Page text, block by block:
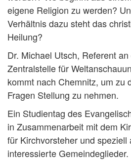
eigene Religion zu werden?
Verhältnis dazu steht das
Heilung?
Dr. Michael Utsch, Referent
Zentralstelle für
kommt nach Chemnitz, um zu
Fragen Stellung zu nehmen.
Ein Studientag des
in Zusammenarbeit mit dem
für Kirchvorsteher und speziell
interessierte Gemeindeglieder.